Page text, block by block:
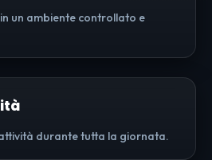
un ambiente controllato e
durante tutta la giornata.